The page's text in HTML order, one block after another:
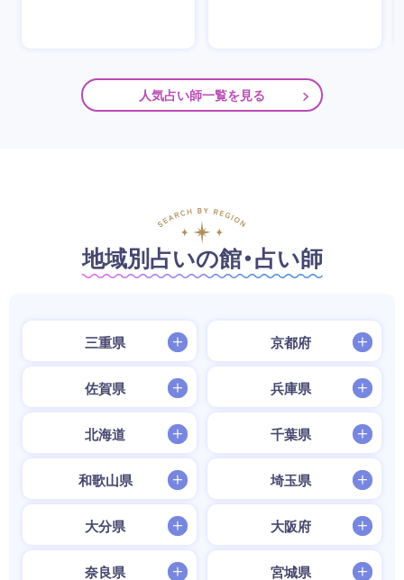
人気占い師一覧を見る
地域別占いの館・占い師
三重県 京都府
佐賀県 兵庫県
北海道 千葉県
和歌山県 埼玉県
大分県 大阪府
奈良県 宮城県